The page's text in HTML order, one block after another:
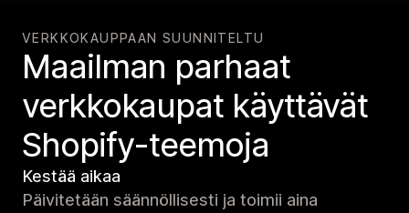
VERKKOKAUPPAAN SUUNNITELTU
Maailman parhaat
verkko­kaupat käyttävät
Shopify-teemoja
Kestää aikaa
Päivitetään säännöllisesti ja toimii aina